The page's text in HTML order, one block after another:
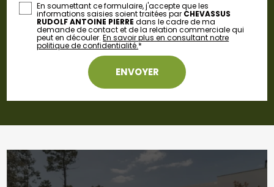
En soumettant ce formulaire, j'accepte que les
informations saisies soient traitées par CHEVASSUS
RUDOLF ANTOINE PIERRE dans le cadre de ma
demande de contact et de la relation commerciale qui
peut en découler.En savoir plus en consultant notre
politique de confidentialité.*